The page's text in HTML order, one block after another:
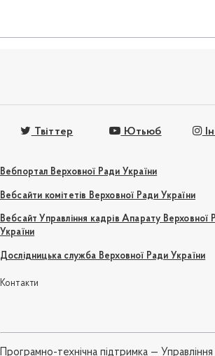
Твіттер Ютьюб
Вебпортал Верховної Ради України
Вебсайти комітетів Верховної Ради України
Вебсайт Управління кадрів Апарату Верховної
України
Дослідницька служба Верховної Ради України
Контакти
Програмно-технічна підтримка —